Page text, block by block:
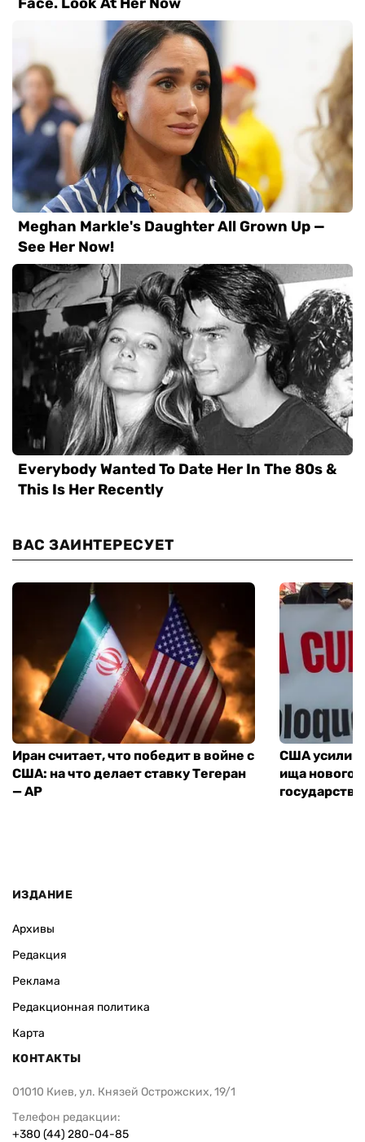
ВАС ЗАИНТЕРЕСУЕТ
Иран считает, что победит в войне с
США: на что делает ставку Тегеран
— AP
США
ища нового
ИЗДАНИЕ
Архивы
Редакция
Реклама
Редакционная политика
Карта
КОНТАКТЫ
01010 Киев, ул. Князей Острожских, 19/1
Телефон редакции:
+380 (44) 280-04-85